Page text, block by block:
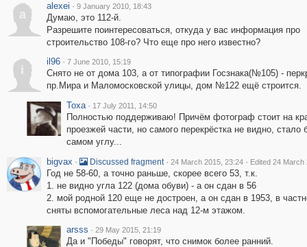
a
alexei · 9 January 2010, 18:43
Думаю, это 112-й.
Разрешите поинтересоваться, откуда у вас информация про
строительство 108-го? Что еще про него известно?
i
il96 · 7 June 2010, 15:19
Снято не от дома 103, а от типографии Госзнака(№105) -
пр.Мира и Маломосковской улицы, дом №122 ещё строится.
Toxa · 17 July 2011, 14:50
Полностью поддерживаю! Причём фотограф стоит на
проезжей части, но самого перекрёстка не видно, стало
самом углу...
bigvax · Discussed fragment · 24 March 2015, 23:24 · Edited 24 March
Год не 58-60, а точно раньше, скорее всего 53, т.к.
1. не видно угла 122 (дома обуви) - а он сдан в 56
2. мой родной 120 еще не достроен, а он сдан в 1953, в
сняты вспомогательные леса над 12-м этажом.
arsss · 29 May 2015, 21:19
Да и "Победы" говорят, что снимок более ранний.